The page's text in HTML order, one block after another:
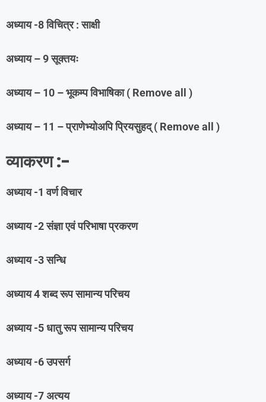
अध्याय -8 विचित्र : साक्षी
अध्याय – 9 सूक्तयः
अध्याय – 10 – भूकम्प विभाषिका ( Remove all )
अध्याय – 11 – प्राणेभ्योअपि प्रियसुहद् ( Remove all )
व्याकरण :-
अध्याय -1 वर्ण विचार
अध्याय -2 संज्ञा एवं परिभाषा प्रकरण
अध्याय -3 सन्धि
अध्याय 4 शब्द रूप सामान्य परिचय
अध्याय -5 धातु रूप सामान्य परिचय
अध्याय -6 उपसर्ग
अध्याय -7 अत्यय